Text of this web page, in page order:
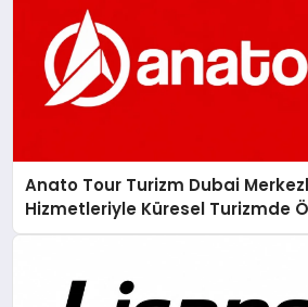
Anato Tour Turizm Dubai
Hizmetleriyle Küresel Turizmde